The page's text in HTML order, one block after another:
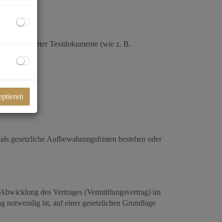
archivierter Textdokumente (wie z. B.
gesetzliche Aufbewahrungsfristen bestehen oder
des Vertrages (Vermittlungsvertrag) im
notwendig ist, auf einer gesetzlichen Grundlage